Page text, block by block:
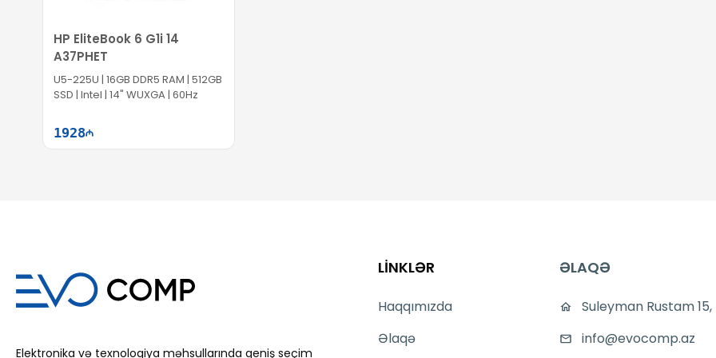
HP EliteBook 6 G1i 14
A37PHET
U5-225U | 16GB DDR5 RAM | 512GB
SSD | Intel | 14" WUXGA | 60Hz
1928
Elektronika və texnologiya məhsullarında geniş seçim
LİNKLƏR
Haqqımızda
Əlaqə
ƏLAQƏ
Suleyman Rustam 15,
info@evocomp.az